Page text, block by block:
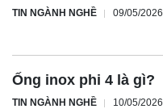
TIN NGÀNH NGHỀ 09/05/2026
Ống inox phi 4 là gì?
TIN NGÀNH NGHỀ 10/05/2026